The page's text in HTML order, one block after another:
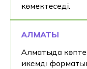
көмектеседі.
АЛМАТЫ
Алматыда
икемді